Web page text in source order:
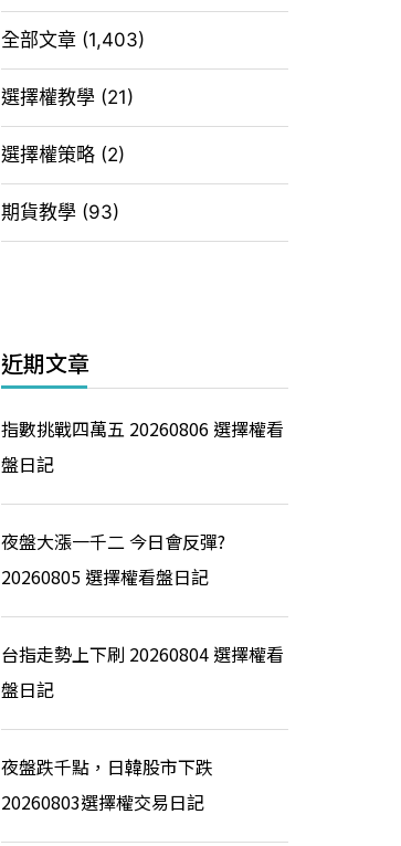
全部文章 (1,403)
選擇權教學 (21)
選擇權策略 (2)
期貨教學 (93)
近期文章
指數挑戰四萬五 20260806 選擇權看
盤日記
夜盤大漲一千二 今日會反彈?
20260805 選擇權看盤日記
台指走勢上下刷 20260804 選擇權看
盤日記
夜盤跌千點，日韓股市下跌
20260803選擇權交易日記